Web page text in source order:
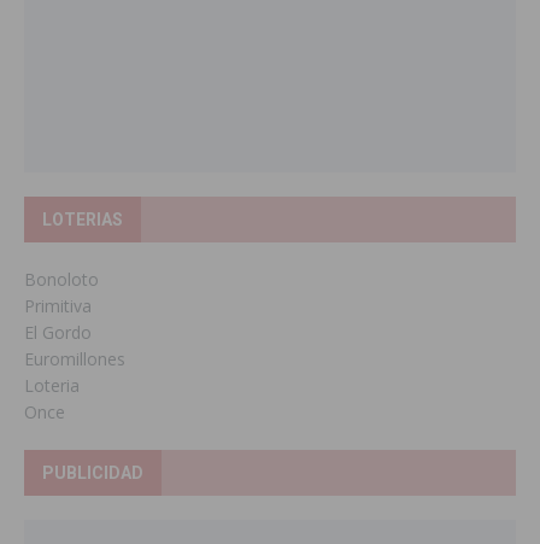
LOTERIAS
Bonoloto
Primitiva
El Gordo
Euromillones
Loteria
Once
PUBLICIDAD